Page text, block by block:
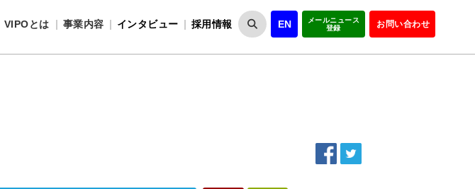
VIPOとは
VIPOとは
事業内容
インタビュー 採用情報 EN
メールニュース
登録
お問い合わせ